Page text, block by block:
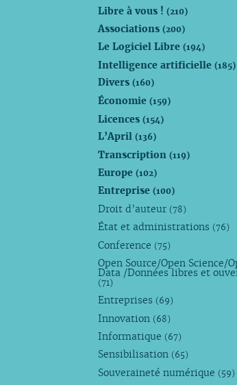
Libre à vous !(210)
Associations(200)
Le Logiciel Libre(194)
Intelligence artificielle(185)
Divers(160)
Économie(159)
Licences(154)
L’April(136)
Transcription(119)
Europe(102)
Entreprise(100)
Droit d’auteur (78)
État et administrations (76)
Conference (75)
Open Source/Open Science/
Data /Données libres et
(71)
Entreprises (69)
Innovation (68)
Informatique (67)
Sensibilisation (65)
Souveraineté numérique (59)